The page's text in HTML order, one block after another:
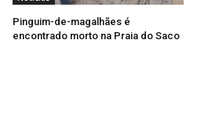
Pinguim-de-magalhães é
encontrado morto na Praia do Saco